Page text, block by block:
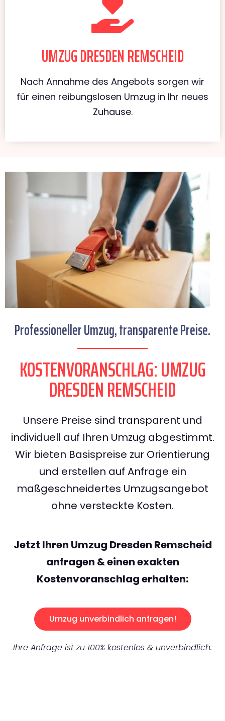
UMZUG DRESDEN REMSCHEID
Nach Annahme des Angebots sorgen wir
für einen reibungslosen Umzug in Ihr neues
Zuhause.
Professioneller Umzug, transparente Preise.
KOSTENVORANSCHLAG: UMZUG
DRESDEN REMSCHEID
Unsere Preise sind transparent und
individuell auf Ihren Umzug abgestimmt.
Wir bieten Basispreise zur Orientierung
und erstellen auf Anfrage ein
maßgeschneidertes Umzugsangebot
ohne versteckte Kosten.
Jetzt Ihren Umzug Dresden Remscheid
anfragen & einen exakten
Kostenvoranschlag erhalten:
Umzug unverbindlich anfragen!
Ihre Anfrage ist zu 100% kostenlos & unverbindlich.